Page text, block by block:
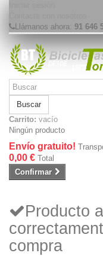
Llámanos ahora: 91 646
Buscar
Carrito: vacío
Ningún producto
Envío gratuito!
0,00 € Total
Confirmar
Producto
compra